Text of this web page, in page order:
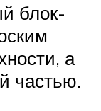
блок-
а
частью.